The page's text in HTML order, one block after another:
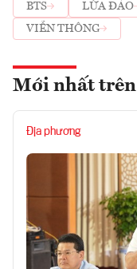
BTS LỪA ĐẢO
VIỄN THÔNG
Mới nhất trên
Địa phương